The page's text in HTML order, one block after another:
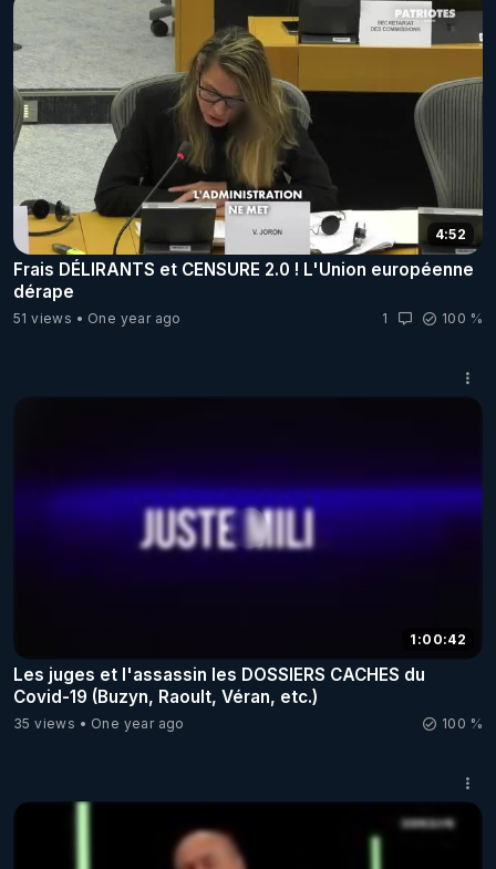
4:52
Frais DÉLIRANTS et CENSURE 2.0 ! L'Union européenne
dérape
51 views One year ago 1 100 %
1:00:42
Les juges et l'assassin les DOSSIERS CACHES du
Covid-19 (Buzyn, Raoult, Véran, etc.)
35 views One year ago 100 %